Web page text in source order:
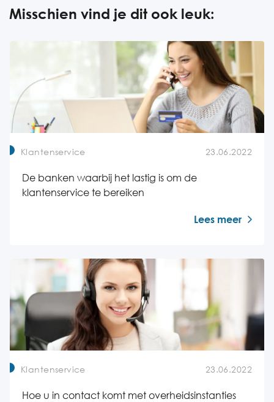
Misschien vind je dit ook leuk:
Klantenservice 23.06.2022
De banken waarbij het lastig is om de
klantenservice te bereiken
Lees meer
Klantenservice 23.06.2022
Hoe u in contact komt met overheidsinstanties